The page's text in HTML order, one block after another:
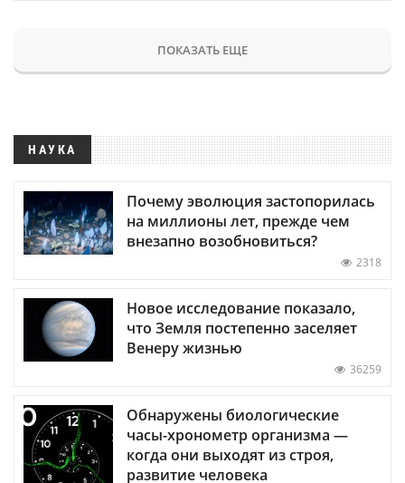
ПОКАЗАТЬ ЕЩЕ
НАУКА
Почему эволюция застопорилась
на миллионы лет, прежде чем
внезапно возобновиться?
2318
Новое исследование показало,
что Земля постепенно заселяет
Венеру жизнью
36259
Обнаружены биологические
часы-хронометр организма —
когда они выходят из строя,
развитие человека